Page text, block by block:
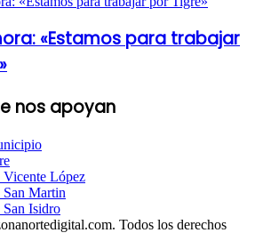
«Estamos para trabajar
nos apoyan
Todos los derechos